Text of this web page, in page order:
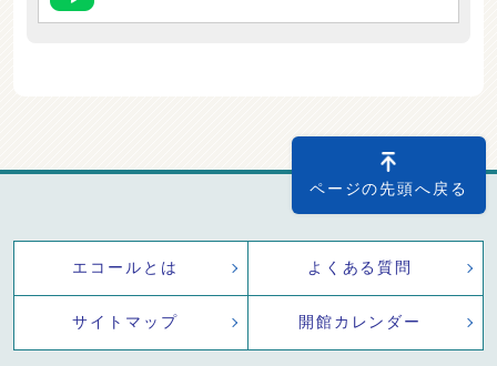
ページの先頭へ戻る
エコールとは よくある質問
サイトマップ 開館カレンダー